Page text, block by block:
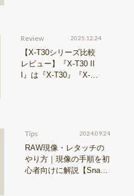
Review 2025.12.24
【X-T30シリーズ比較
レビュー】『X-T30 II
I』は『X-T30』『X-T3
Tips 2024.09.24
RAW現像・レタッチの
やり方｜現像の手順を初
心者向けに解説【Snap